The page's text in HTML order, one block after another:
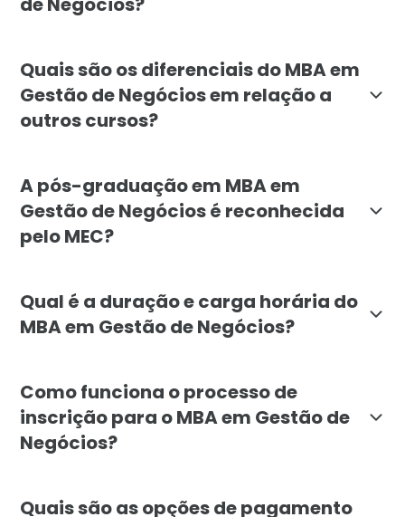
Quais são os diferenciais do MBA em
Gestão de Negócios em relação a
outros cursos?
A pós-graduação em MBA em
Gestão de Negócios é reconhecida
pelo MEC?
Qual é a duração e carga horária do
MBA em Gestão de Negócios?
Como funciona o processo de
inscrição para o MBA em Gestão de
Negócios?
Quais são as opções de pagamento